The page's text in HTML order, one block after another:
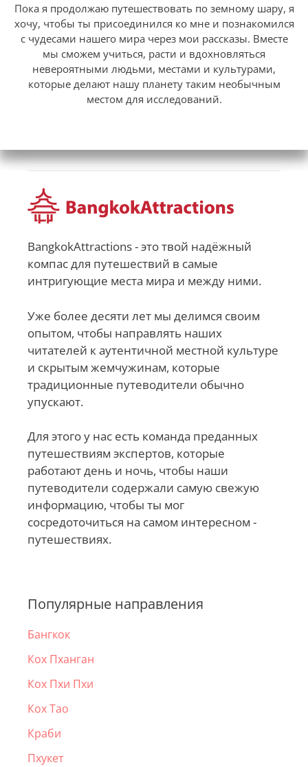
Пока я продолжаю путешествовать по земному шару, я
хочу, чтобы ты присоединился ко мне и познакомился
с чудесами нашего мира через мои рассказы. Вместе
мы сможем учиться, расти и вдохновляться
невероятными людьми, местами и культурами,
которые делают нашу планету таким необычным
местом для исследований.
BangkokAttractions - это твой надёжный
компас для путешествий в самые
интригующие места мира и между ними.
Уже более десяти лет мы делимся своим
опытом, чтобы направлять наших
читателей к аутентичной местной культуре
и скрытым жемчужинам, которые
традиционные путеводители обычно
упускают.
Для этого у нас есть команда преданных
путешествиям экспертов, которые
работают день и ночь, чтобы наши
путеводители содержали самую свежую
информацию, чтобы ты мог
сосредоточиться на самом интересном -
путешествиях.
Популярные направления
Бангкок
Кох Пханган
Кох Пхи Пхи
Кох Тао
Краби
Пхукет